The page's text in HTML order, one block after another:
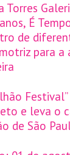
Torres
É
de
para a
e leva o
de São